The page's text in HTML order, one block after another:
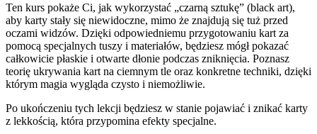
Ten kurs pokaże Ci, jak wykorzystać „czarną sztukę” (black art),
aby karty stały się niewidoczne, mimo że znajdują się tuż przed
oczami widzów. Dzięki odpowiedniemu przygotowaniu kart za
pomocą specjalnych tuszy i materiałów, będziesz mógł pokazać
całkowicie płaskie i otwarte dłonie podczas zniknięcia. Poznasz
teorię ukrywania kart na ciemnym tle oraz konkretne techniki, dzięki
którym magia wygląda czysto i niemożliwie.
Po ukończeniu tych lekcji będziesz w stanie pojawiać i znikać karty
z lekkością, która przypomina efekty specjalne.